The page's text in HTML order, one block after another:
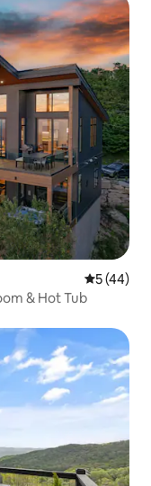
औसत रेटिंग
5 (44)
& Hot Tub